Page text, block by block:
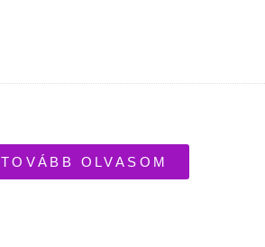
TOVÁBB OLVASOM